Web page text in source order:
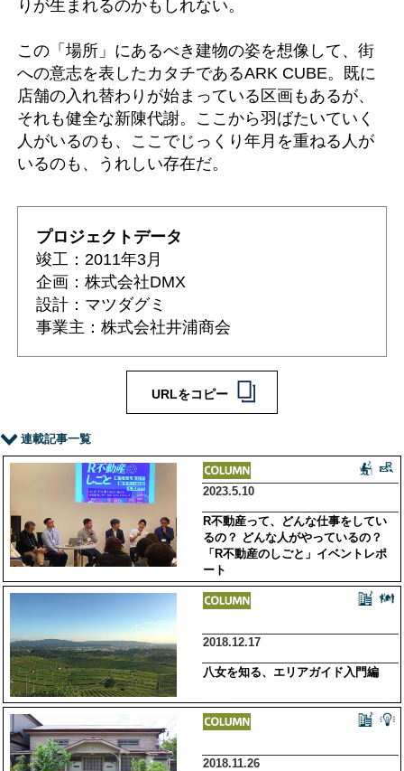
りが生まれるのかもしれない。
この「場所」にあるべき建物の姿を想像して、街
への意志を表したカタチであるARK CUBE。既に
店舗の入れ替わりが始まっている区画もあるが、
それも健全な新陳代謝。ここから羽ばたいていく
人がいるのも、ここでじっくり年月を重ねる人が
いるのも、うれしい存在だ。
プロジェクトデータ
竣工：2011年3月
企画：株式会社DMX
設計：マツダグミ
事業主：株式会社井浦商会
URLをコピー
連載記事一覧
2023.5.10
R不動産って、どんな仕事をしてい
るの？ どんな人がやっているの？
「R不動産のしごと」イベントレポ
ート
2018.12.17
八女を知る、エリアガイド入門編
2018.11.26